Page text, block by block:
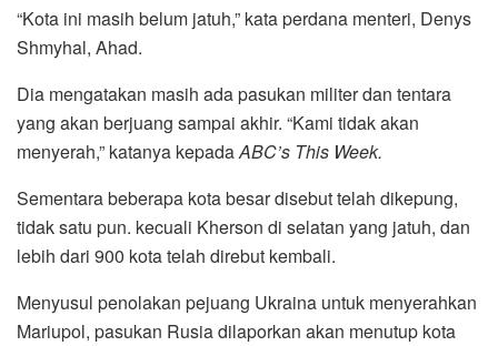
“Kota ini masih belum jatuh,” kata perdana menteri, Denys
Shmyhal, Ahad.
Dia mengatakan masih ada pasukan militer dan tentara
yang akan berjuang sampai akhir. “Kami tidak akan
menyerah,” katanya kepadaABC’s This Week.
Sementara beberapa kota besar disebut telah dikepung,
tidak satu pun. kecuali Kherson di selatan yang jatuh, dan
lebih dari 900 kota telah direbut kembali.
Menyusul penolakan pejuang Ukraina untuk menyerahkan
Mariupol, pasukan Rusia dilaporkan akan menutup kota